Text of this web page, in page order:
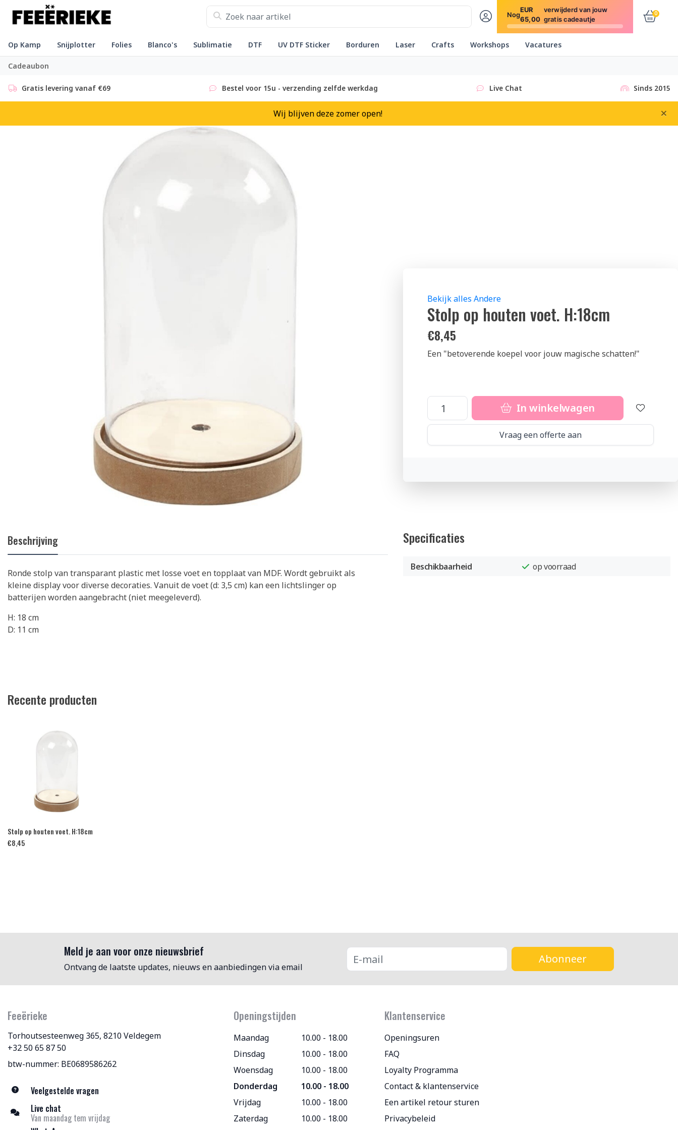
Nog
EUR
65,00
verwijderd van jouw
gratis cadeautje
0
Op Kamp Snijplotter Folies Blanco's Sublimatie DTF UV DTF Sticker Borduren Laser Crafts Workshops Vacatures
Cadeaubon
Gratis levering vanaf €69 Bestel voor 15u - verzending zelfde werkdag Live Chat Sinds 2015
Wij blijven deze zomer open! ×
Bekijk alles Andere
Stolp op houten voet. H:18cm
€8,45
Een "betoverende koepel voor jouw magische schatten!"
In winkelwagen
Vraag een offerte aan
Beschrijving
Ronde stolp van transparant plastic met losse voet en topplaat van MDF. Wordt gebruikt als
kleine display voor diverse decoraties. Vanuit de voet (d: 3,5 cm) kan een lichtslinger op
batterijen worden aangebracht (niet meegeleverd).
H: 18 cm
D: 11 cm
Specificaties
Beschikbaarheid op voorraad
Recente producten
Stolp op houten voet. H:18cm
€8,45
Meld je aan voor onze nieuwsbrief
Ontvang de laatste updates, nieuws en aanbiedingen via email
Abonneer
Feeërieke
Torhoutsesteenweg 365, 8210 Veldegem
+32 50 65 87 50
btw-nummer: BE0689586262
Veelgestelde vragen
Live chat
Van maandag tem vrijdag
Openingstijden
Maandag
10.00 - 18.00
Dinsdag
10.00 - 18.00
Woensdag
10.00 - 18.00
Donderdag
10.00 - 18.00
Vrijdag
10.00 - 18.00
Zaterdag
10.00 - 18.00
Klantenservice
Openingsuren
FAQ
Loyalty Programma
Contact & klantenservice
Een artikel retour sturen
Privacybeleid